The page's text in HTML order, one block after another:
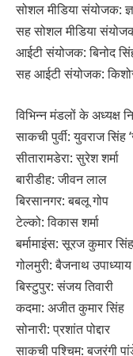
सोशल मीडिया संयोजक:
सह सोशल मीडिया
आईटी संयोजक: बिनोद
सह आईटी संयोजक:
विभिन्न मंडलों के अध्यक्ष
साकची पुर्वी: युवराज सिंह
सीतारामडेरा: सुरेश शर्मा
बारीडीह: जीवन लाल
बिरसानगर: बबलू गोप
टेल्को: विकास शर्मा
बर्मामाइंस: सूरज कुमार सिंह
गोलमुरी: बैजनाथ उपाध्याय
बिस्टुपुर: संजय तिवारी
कदमा: अजीत कुमार सिंह
सोनारी: प्रशांत पोद्दार
साकची पश्चिम: बजरंगी